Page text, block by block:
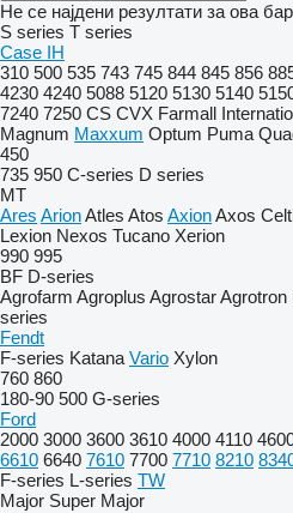
Не се најдени резултати за ова
S series T series
Case IH
310 500 535 743 745 844 845 856
4230 4240 5088 5120 5130 5140
7240 7250 CS CVX Farmall
Magnum Maxxum Optum Puma
450
735 950 C-series D series
MT
Ares ArionAtles Atos AxionAxos
Lexion Nexos Tucano Xerion
990 995
BF D-series
Agrofarm Agroplus AgrostarAgrotron
series
Fendt
F-series Katana Vario Xylon
760 860
180-90 500 G-series
Ford
2000 3000 3600 3610 4000 4110
6610 6640 7610 7700 7710 8210
F-series L-series TW
Major Super Major